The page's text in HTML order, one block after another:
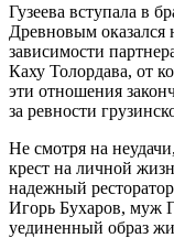
Гузеева вступала в
Древновым оказался
зависимости
Каху Толордава, от
эти отношения
за ревности
Не смотря на
крест на личной
надежный
Игорь Бухаров, муж
уединенный образ